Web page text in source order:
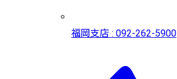
福岡支店 : 092-262-5900